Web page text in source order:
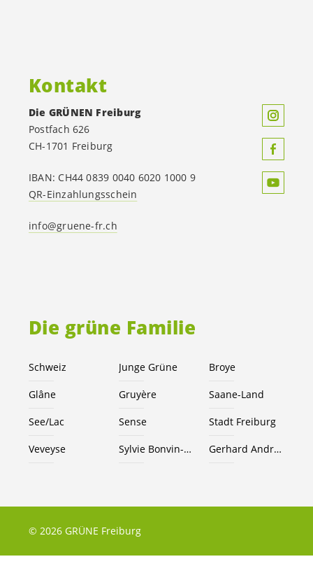
Die grüne Familie
Schweiz Junge Grüne Broye
Glâne Gruyère Saane-Land
See/Lac Sense Stadt Freiburg
Veveyse Sylvie Bonvin-Sansonnens Gerhard Andrey
Kontakt
Die GRÜNEN Freiburg
Postfach 626
CH-1701 Freiburg
IBAN: CH44 0839 0040 6020 1000 9
QR-Einzahlungsschein
info@gruene-fr.ch
© 2026 GRÜNE Freiburg